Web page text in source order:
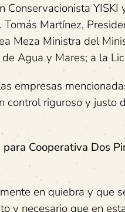
YISKI
Martínez,
Meza Ministra del
Agua y Mares; a la
empresas
riguroso y justo
Cooperativa Dos
en quiebra y que
y necesario que en